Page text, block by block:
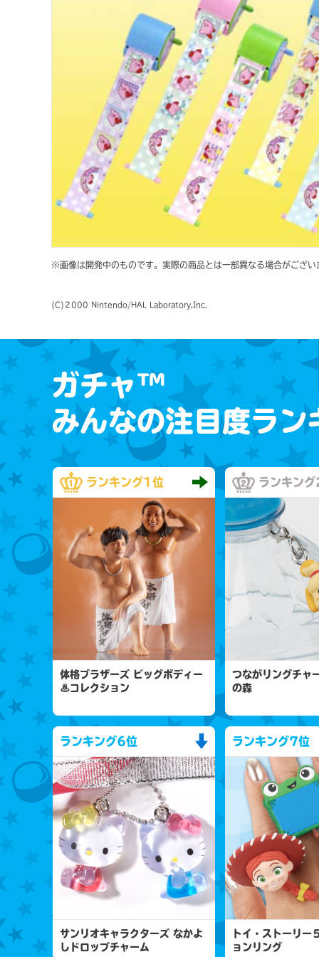
※画像は開発中のものです。実際の商品とは一部異なる場合がござい
(C)２000 Nintendo/HAL Laboratory,Inc.
ガチャ™
みんなの注目度ラ
ランキング1位
体格ブラザーズ ビッグボディー
♨コレクション
ランキング
つながリングチャ
の森
ランキング6位
サンリオキャラクターズ なかよ
しドロップチャーム
ランキング7位
トイ・ストーリ
ョンリング